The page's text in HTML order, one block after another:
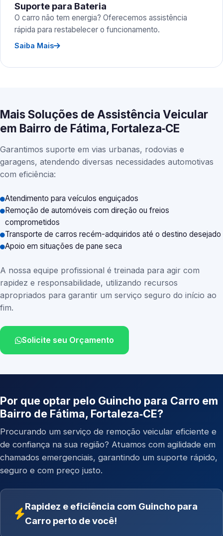
Suporte para Bateria
O carro não tem energia? Oferecemos assistência
rápida para restabelecer o funcionamento.
Saiba Mais
Mais Soluções de Assistência Veicular
em Bairro de Fátima, Fortaleza‑CE
Garantimos suporte em vias urbanas, rodovias e
garagens, atendendo diversas necessidades automotivas
com eficiência:
Atendimento para veículos enguiçados
Remoção de automóveis com direção ou freios
comprometidos
Transporte de carros recém-adquiridos até o destino desejado
Apoio em situações de pane seca
A nossa equipe profissional é treinada para agir com
rapidez e responsabilidade, utilizando recursos
apropriados para garantir um serviço seguro do início ao
fim.
Solicite seu Orçamento
Por que optar pelo Guincho para Carro em
Bairro de Fátima, Fortaleza‑CE?
Procurando um serviço de remoção veicular eficiente e
de confiança na sua região? Atuamos com agilidade em
chamados emergenciais, garantindo um suporte rápido,
seguro e com preço justo.
Rapidez e eficiência com Guincho para
Carro perto de você!